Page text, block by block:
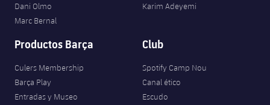
Dani Olmo
Marc Bernal
Karim Adeyemi
Productos Barça
Culers Membership
Barça Play
Entradas y Museo
Club
Spotify Camp Nou
Canal ético
Escudo